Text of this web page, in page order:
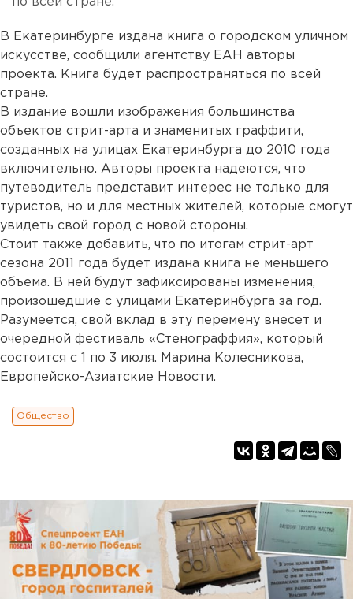
В Екатеринбурге издана книга о городском уличном
искусстве, сообщили агентству ЕАН авторы
проекта. Книга будет распространяться по всей
стране.
В издание вошли изображения большинства
объектов стрит-арта и знаменитых граффити,
созданных на улицах Екатеринбурга до 2010 года
включительно. Авторы проекта надеются, что
путеводитель представит интерес не только для
туристов, но и для местных жителей, которые смогут
увидеть свой город с новой стороны.
Стоит также добавить, что по итогам стрит-арт
сезона 2011 года будет издана книга не меньшего
объема. В ней будут зафиксированы изменения,
произошедшие с улицами Екатеринбурга за год.
Разумеется, свой вклад в эту перемену внесет и
очередной фестиваль «Стенограффия», который
состоится с 1 по 3 июля. Марина Колесникова,
Европейско-Азиатские Новости.
Общество